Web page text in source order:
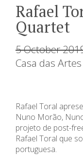
Rafael
Quartet
5 October
Casa das
Rafael Toral
Nuno Morão,
projeto de post-
Rafael Toral que
portuguesa.